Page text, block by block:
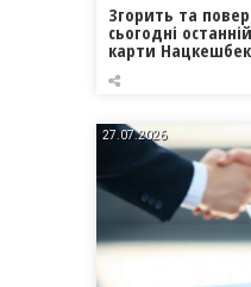
Згорить та
сьогодні
карти
27.07.2026